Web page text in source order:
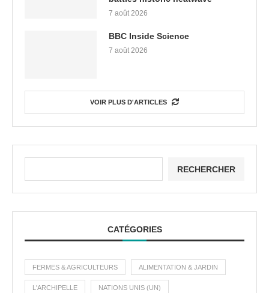
7 août 2026
BBC Inside Science
7 août 2026
VOIR PLUS D'ARTICLES
RECHERCHER
CATÉGORIES
FERMES & AGRICULTEURS ALIMENTATION & JARDIN
L'ARCHIPELLE NATIONS UNIS (UN)